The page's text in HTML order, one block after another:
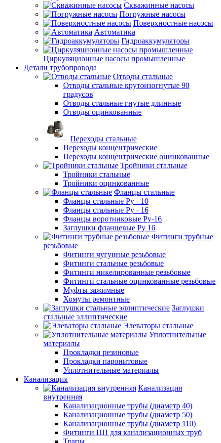
Скважинные насосы
Погружные насосы
Поверхностные насосы
Автоматика
Гидроаккумуляторы
Циркуляционные насосы промышленные
Детали трубопровода
Отводы стальные
Отводы стальные крутоизогнутые 90
градусов
Отводы стальные гнутые длинные
Отводы оцинкованные
Переходы стальные
Переходы концентрические
Переходы концентрические оцинкованные
Тройники стальные
Тройники стальные
Тройники оцинкованные
Фланцы стальные
Фланцы стальные Ру - 10
Фланцы стальные Ру - 16
Фланцы воротниковые Ру-16
Заглушки фланцевые Ру 16
Фитинги трубные
резьбовые
Фитинги чугунные резьбовые
Фитинги стальные резьбовые
Фитинги никелированные резьбовые
Фитинги стальные оцинкованные резьбовые
Муфты зажимные
Хомуты ремонтные
Заглушки
стальные эллиптические
Элеваторы стальные
Уплотнительные
материалы
Прокладки резиновые
Прокладки паронитовые
Уплотнительные материалы
Канализация
Канализация
внутренняя
Канализационные трубы (диаметр 40)
Канализационные трубы (диаметр 50)
Канализационные трубы (диаметр 110)
Фитинги ПП для канализационных труб
Трапы